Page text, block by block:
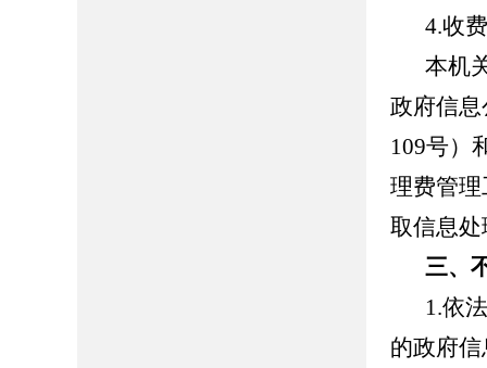
4.收
本机
政府信
109号）
理费管
取信息
三、
1.依
的政府